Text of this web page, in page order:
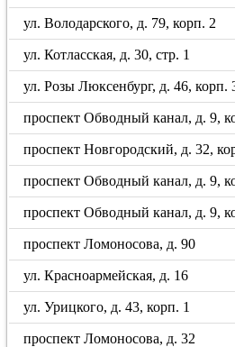
ул. Володарского, д. 79, корп. 2
ул. Котласская, д. 30, стр. 1
ул. Розы Люксенбург, д. 46, корп.
проспект Обводный канал, д. 9,
проспект Новгородский, д. 32,
проспект Обводный канал, д. 9,
проспект Обводный канал, д. 9,
проспект Ломоносова, д. 90
ул. Красноармейская, д. 16
ул. Урицкого, д. 43, корп. 1
проспект Ломоносова, д. 32